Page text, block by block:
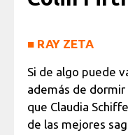
■ RAY ZETA
Si de algo puede
además de dormir
que Claudia
de las mejores